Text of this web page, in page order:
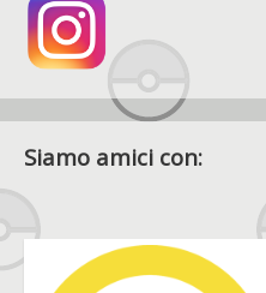
Siamo amici con: